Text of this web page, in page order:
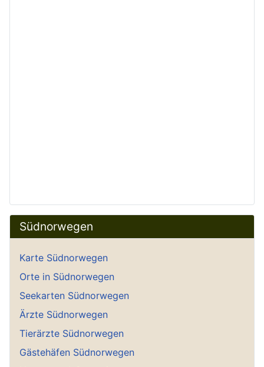
Südnorwegen
Karte Südnorwegen
Orte in Südnorwegen
Seekarten Südnorwegen
Ärzte Südnorwegen
Tierärzte Südnorwegen
Gästehäfen Südnorwegen